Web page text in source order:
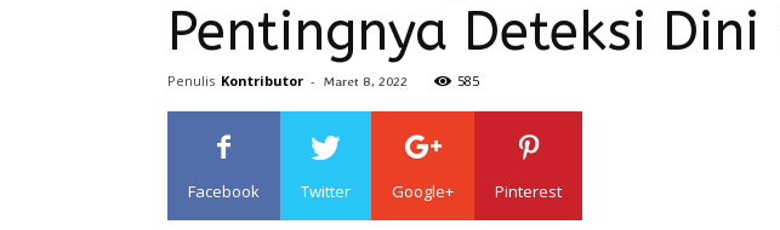
Pentingnya Deteksi Dini
Penulis Kontributor - Maret 8, 2022 585
Facebook Twitter Google+ Pinterest